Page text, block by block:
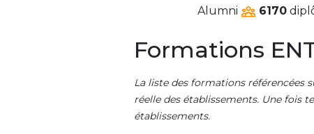
Alumni
6170
Formations
La liste des formations référencées
réelle des établissements. Une fois
établissements.